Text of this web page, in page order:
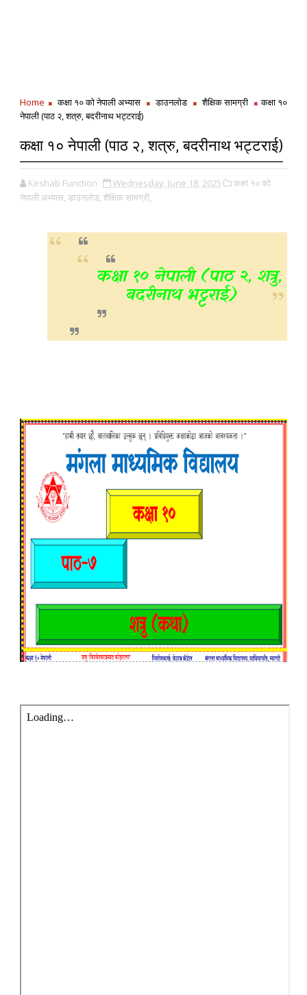
Home कक्षा १० को नेपाली अभ्यास डाउनलोड शैक्षिक सामग्री
कक्षा १०
नेपाली (पाठ २, शत्रु, बदरीनाथ भट्टराई)
कक्षा १० नेपाली (पाठ २, शत्रु, बदरीनाथ भट्टराई)
Keshab Function Wednesday, June 18, 2025
कक्षा १० को
नेपाली अभ्यास, डाउनलोड, शैक्षिक सामग्री,
कक्षा १० नेपाली (पाठ २, शत्रु,
बदरीनाथ भट्टराई)